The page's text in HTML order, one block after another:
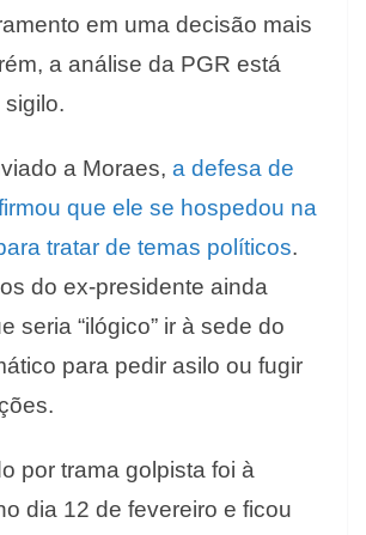
em uma decisão mais
a análise da PGR está
a Moraes, a defesa de
que ele se hospedou na
tratar de temas políticos.
do ex-presidente ainda
seria “ilógico” ir à sede do
para pedir asilo ou fugir
por trama golpista foi à
dia 12 de fevereiro e ficou